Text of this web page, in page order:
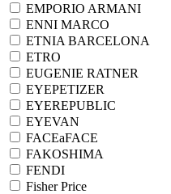
EMPORIO ARMANI
ENNI MARCO
ETNIA BARCELONA
ETRO
EUGENIE RATNER
EYEPETIZER
EYEREPUBLIC
EYEVAN
FACEaFACE
FAKOSHIMA
FENDI
Fisher Price